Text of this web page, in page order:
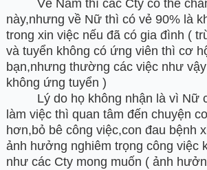
Về Nam thì các Cty có thể
này,nhưng về Nữ thì có vẻ 90% là
trong xin việc nếu đã có gia đình (
và tuyển không có ứng viên thì cơ
bạn,nhưng thường các việc như
không ứng tuyển )
Lý do họ không nhận là vì Nữ
làm việc thì quan tâm đến chuyện
hơn,bỏ bê công việc,con đau bệnh
ảnh hưởng nghiêm trọng công việc
như các Cty mong muốn ( ảnh